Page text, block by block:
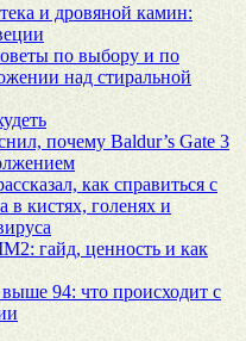
и дровяной камин:
по выбору и по
над стиральной
почему Baldur’s Gate 3
как справиться с
в кистях, голенях и
гайд, ценность и как
94: что происходит с